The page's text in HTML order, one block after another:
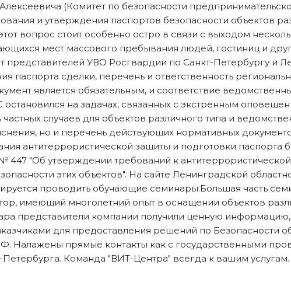
(Комитет по безопасности
и утверждения паспортов безопасности объектов
вопрос стоит особенно остро в связи с выходом
мест массового пребывания людей, гостиниц и
представителей УВО Росгвардии по Санкт-Петербургу и
паспорта сделки, перечень и ответственность
является обязательным, и соответствие
на задачах, связанных с экстренным
частных случаев для объектов различного типа и
но и перечень действующих нормативных
антитеррористической защиты и подготовки
№ 447 "Об утверждении требований к
этих объектов". На сайте Ленинградской
проводить обучающие семинары.Большая часть
имеющий многолетний опыт в оснащении объектов
представители компании получили ценную
для предоставления решений по Безопасности
Налажены прямые контакты как с государственными
Команда "ВИТ-Центра" всегда к вашим услугам.